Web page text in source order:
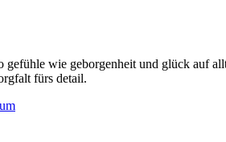
gefühle wie geborgenheit und glück
fürs detail.